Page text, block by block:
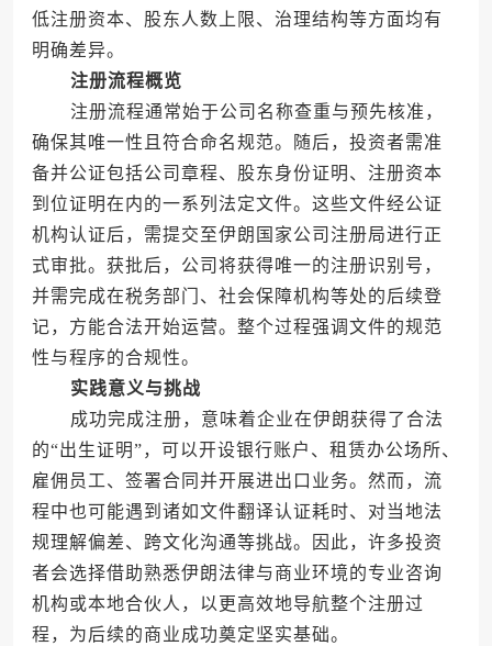
低注册资本、股东人数上限、治理结构等方面均有
明确差异。
注册流程概览
注册流程通常始于公司名称查重与预先核准，
确保其唯一性且符合命名规范。随后，投资者需准
备并公证包括公司章程、股东身份证明、注册资本
到位证明在内的一系列法定文件。这些文件经公证
机构认证后，需提交至伊朗国家公司注册局进行正
式审批。获批后，公司将获得唯一的注册识别号，
并需完成在税务部门、社会保障机构等处的后续登
记，方能合法开始运营。整个过程强调文件的规范
性与程序的合规性。
实践意义与挑战
成功完成注册，意味着企业在伊朗获得了合法
的“出生证明”，可以开设银行账户、租赁办公场所、
雇佣员工、签署合同并开展进出口业务。然而，流
程中也可能遇到诸如文件翻译认证耗时、对当地法
规理解偏差、跨文化沟通等挑战。因此，许多投资
者会选择借助熟悉伊朗法律与商业环境的专业咨询
机构或本地合伙人，以更高效地导航整个注册过
程，为后续的商业成功奠定坚实基础。